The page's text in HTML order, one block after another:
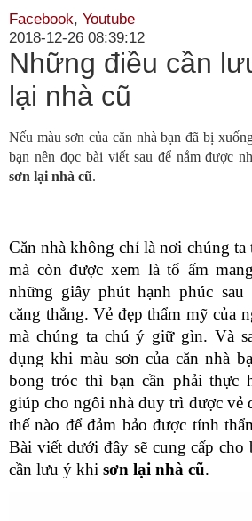
Facebook, Youtube
2018-12-26 08:39:12
Những điều cần
lại nhà cũ
Nếu màu sơn của căn nhà bạn đã bị
bạn nên đọc bài viết sau để nắm được
sơn lại nhà cũ.
Căn nhà không chỉ là nơi chúng ta
mà còn được xem là tổ ấm
những giây phút hạnh phúc
căng thẳng. Vẻ đẹp thẩm mỹ của
mà chúng ta chú ý giữ gìn. Và
dụng khi màu sơn của căn nhà
bong tróc thì bạn cần phải thực
giúp cho ngôi nhà duy trì được vẻ
thế nào để đảm bảo được tính
Bài viết dưới đây sẽ cung cấp cho
cần lưu ý khi sơn lại nhà cũ.